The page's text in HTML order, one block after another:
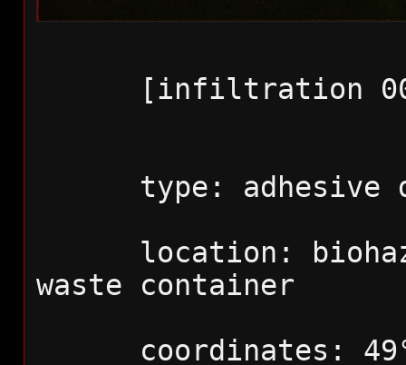
[infiltration
type:
waste container